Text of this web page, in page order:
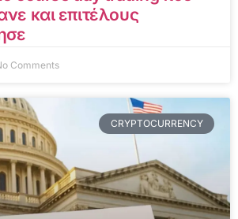
και επιτέλους
Comments
CRYPTOCURRENCY